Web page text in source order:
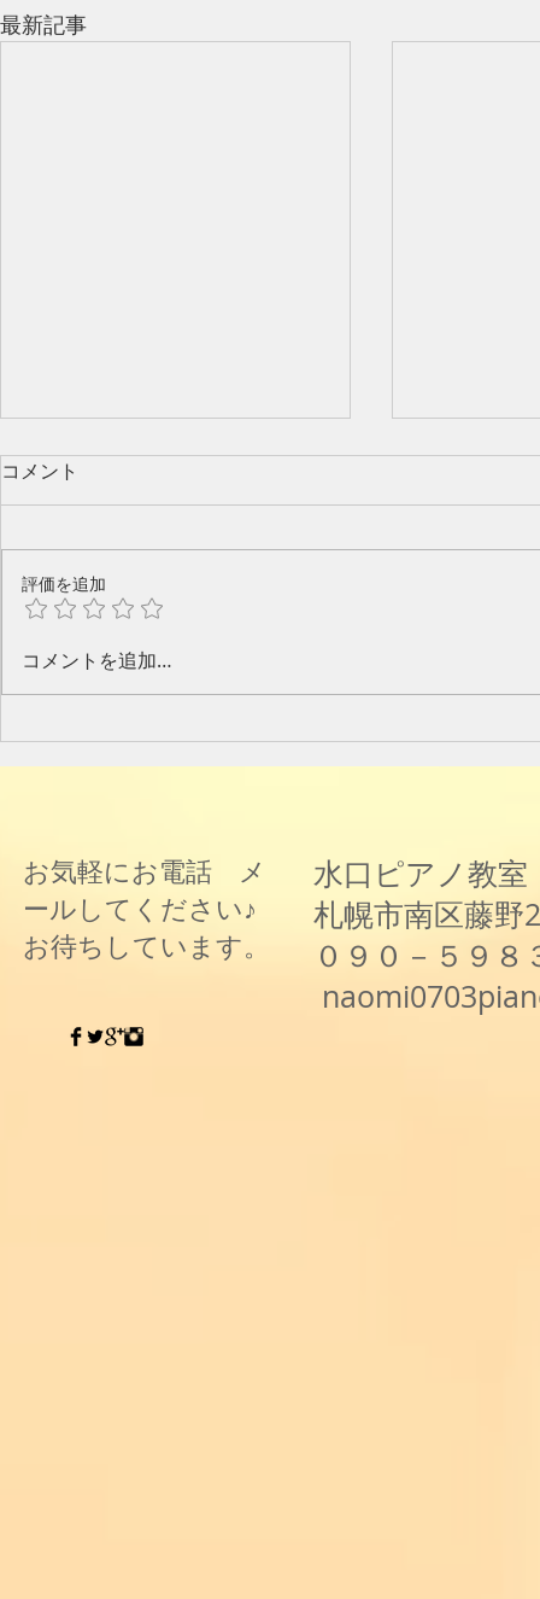
最新記事
コメント
評価を追加
コメントを追加…
お気軽にお電話 メ
ールしてください♪
お待ちしています。
水口ピアノ教室
札幌市南区藤野
０９０－５９８